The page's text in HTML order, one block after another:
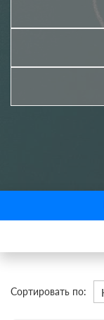
Сортировать по:
По виду